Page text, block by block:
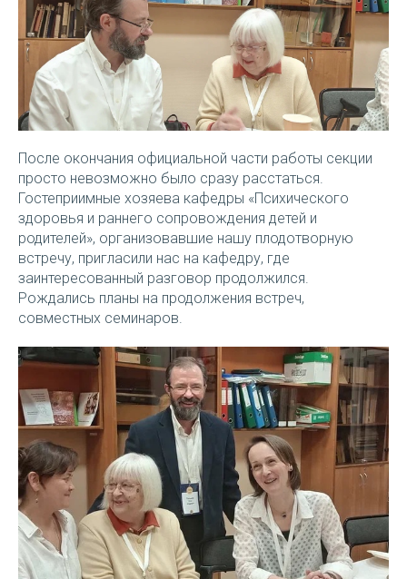
После окончания официальной части работы секции
просто невозможно было сразу расстаться.
Гостеприимные хозяева кафедры «Психического
здоровья и раннего сопровождения детей и
родителей», организовавшие нашу плодотворную
встречу, пригласили нас на кафедру, где
заинтересованный разговор продолжился.
Рождались планы на продолжения встреч,
совместных семинаров.